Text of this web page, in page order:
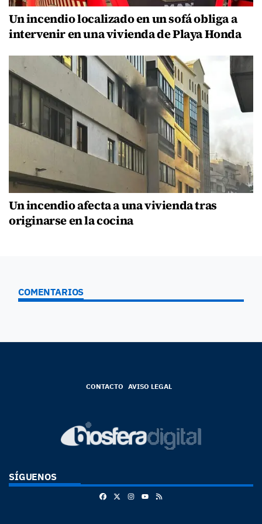
Un incendio localizado en un sofá obliga a
intervenir en una vivienda de Playa Honda
Un incendio afecta a una vivienda tras
originarse en la cocina
COMENTARIOS
CONTACTO AVISO LEGAL
SÍGUENOS
FacebookInstagram